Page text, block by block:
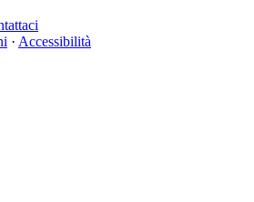
· Accessibilità